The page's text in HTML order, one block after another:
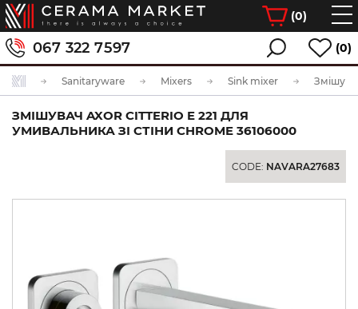
(0)
067 322 7597 (0)
Sanitaryware Mixers Sink mixer
ЗМІШУВАЧ AXOR CITTERIO E 221 ДЛЯ
УМИВАЛЬНИКА ЗІ СТІНИ CHROME 36106000
CODE: NAVARA27683